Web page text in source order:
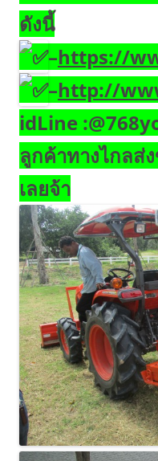
ดังนี้
–https://
–http://
idLine
ลูกค้าทางไกลส่
เลยจ้า